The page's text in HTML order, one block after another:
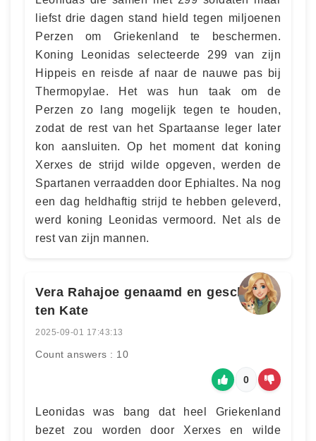
liefst drie dagen stand hield tegen miljoenen
Perzen om Griekenland te beschermen.
Koning Leonidas selecteerde 299 van zijn
Hippeis en reisde af naar de nauwe pas bij
Thermopylae. Het was hun taak om de
Perzen zo lang mogelijk tegen te houden,
zodat de rest van het Spartaanse leger later
kon aansluiten. Op het moment dat koning
Xerxes de strijd wilde opgeven, werden de
Spartanen verraadden door Ephialtes. Na nog
een dag heldhaftig strijd te hebben geleverd,
werd koning Leonidas vermoord. Net als de
rest van zijn mannen.
Vera Rahajoe genaamd en geschreven
ten Kate
2025-09-01 17:43:13
Count answers : 10
0
Leonidas was bang dat heel Griekenland
bezet zou worden door Xerxes en wilde